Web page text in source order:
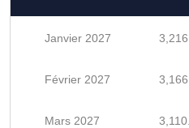
Janvier 2027
Février 2027
Mars 2027